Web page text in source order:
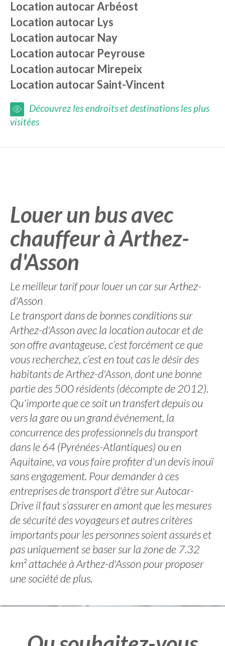
Location autocarArbéost
Location autocar Lys
Location autocar Nay
Location autocar Peyrouse
Location autocar Mirepeix
Location autocarSaint-Vincent
Découvrez les endroits et destinations les plus
visitées
Louer un bus avec
chauffeur à Arthez-
d'Asson
Le meilleur tarif pour louer un car sur Arthez-
d'Asson
Le transport dans de bonnes conditions sur
Arthez-d'Asson avec la location autocar et de
son offre avantageuse, c’est forcément ce que
vous recherchez, c’est en tout cas le désir des
habitants de Arthez-d'Asson, dont une bonne
partie des 500 résidents (décompte de 2012).
Qu'importe que ce soit un transfert depuis ou
vers la gare ou un grand événement, la
concurrence des professionnels du transport
dans le 64 (Pyrénées-Atlantiques) ou en
Aquitaine, va vous faire profiter d'un devis inouï
sans engagement. Pour demander à ces
entreprises de transport d'être sur Autocar-
Drive il faut s’assurer en amont que les mesures
de sécurité des voyageurs et autres critères
importants pour les personnes soient assurés et
pas uniquement se baser sur la zone de 7.32
km² attachée à Arthez-d'Asson pour proposer
une société de plus.